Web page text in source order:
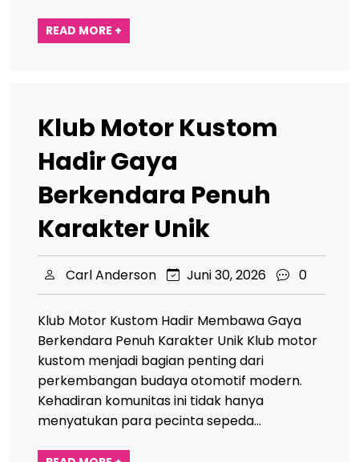
READ MORE +
Klub Motor Kustom
Hadir Gaya
Berkendara Penuh
Karakter Unik
Carl Anderson Juni 30, 2026 0
Klub Motor Kustom Hadir Membawa Gaya
Berkendara Penuh Karakter Unik Klub motor
kustom menjadi bagian penting dari
perkembangan budaya otomotif modern.
Kehadiran komunitas ini tidak hanya
menyatukan para pecinta sepeda…